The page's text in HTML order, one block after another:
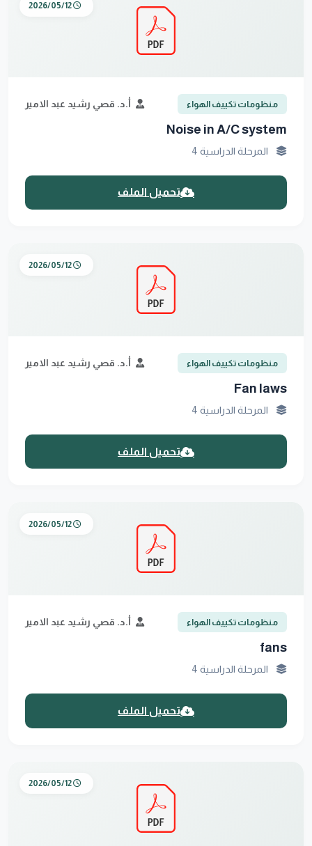
2026/05/12
منظومات تكييف الهواء أ.د. قصي رشيد عبد الامير
Noise in A/C system
المرحلة الدراسية 4
تحميل الملف
2026/05/12
منظومات تكييف الهواء أ.د. قصي رشيد عبد الامير
Fan laws
المرحلة الدراسية 4
تحميل الملف
2026/05/12
منظومات تكييف الهواء أ.د. قصي رشيد عبد الامير
fans
المرحلة الدراسية 4
تحميل الملف
2026/05/12